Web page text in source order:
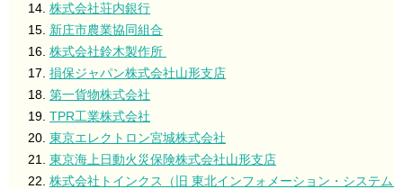
株式会社荘内銀行
新庄市農業協同組合
株式会社鈴木製作所
損保ジャパン株式会社山形支店
第一貨物株式会社
TPR工業株式会社
東京エレクトロン宮城株式会社
東京海上日動火災保険株式会社山形支店
株式会社トインクス（旧 東北インフォメーション・システム